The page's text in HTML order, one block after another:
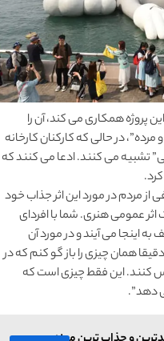
سواحل دیدنی بوشهر
1402-11-24
خلیج عربی یا خلیج
فارس؟
1402-12-20
خراسان
1402-09-22
سرزمین موج های آبی